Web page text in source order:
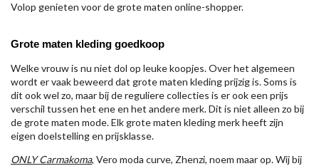
Volop genieten voor de grote maten online-shopper.
Grote maten kleding goedkoop
Welke vrouw is nu niet dol op leuke koopjes. Over het algemeen
wordt er vaak beweerd dat grote maten kleding prijzig is. Soms is
dit ook wel zo, maar bij de reguliere collecties is er ook een prijs
verschil tussen het ene en het andere merk. Dit is niet alleen zo bij
de grote maten mode. Elk grote maten kleding merk heeft zijn
eigen doelstelling en prijsklasse.
ONLY Carmakoma, Vero moda curve, Zhenzi, noem maar op. Wij bij